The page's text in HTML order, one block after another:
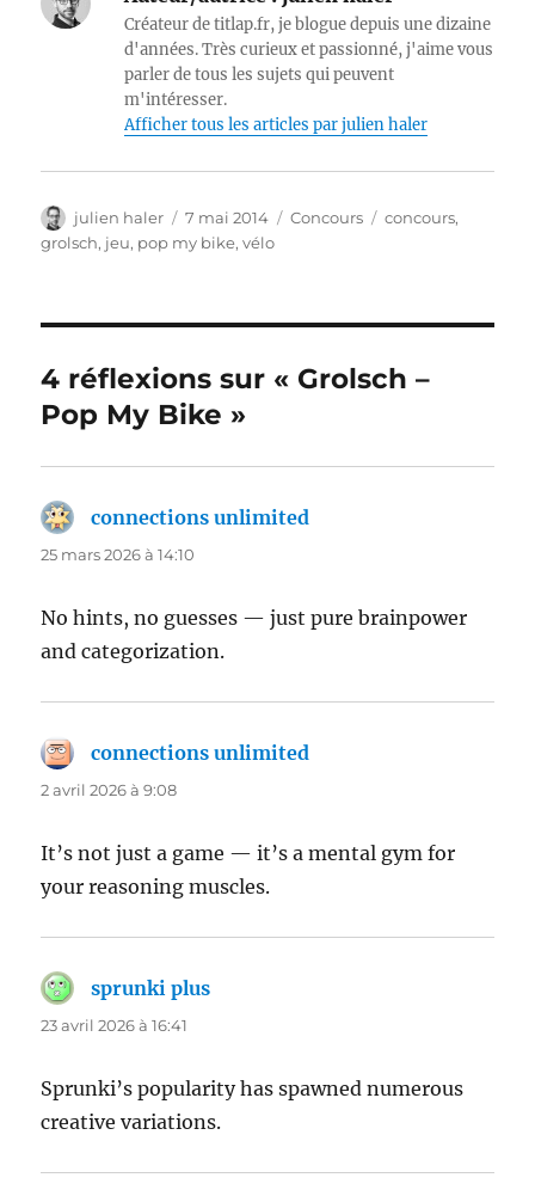
Créateur de titlap.fr, je blogue depuis une dizaine
d'années. Très curieux et passionné, j'aime vous
parler de tous les sujets qui peuvent
m'intéresser.
Afficher tous les articles par julien haler
Auteur
julien haler
Publié
le
7 mai 2014 Catégories
Concours Étiquettes
concours,
grolsch, jeu, pop my bike,vélo
4 réflexions sur « Grolsch –
Pop My Bike »
connections unlimited
25 mars 2026 à 14:10
No hints, no guesses — just pure brainpower
and categorization.
connections unlimited
2 avril 2026 à 9:08
It’s not just a game — it’s a mental gym for
your reasoning muscles.
sprunki plus
23 avril 2026 à 16:41
Sprunki’s popularity has spawned numerous
creative variations.